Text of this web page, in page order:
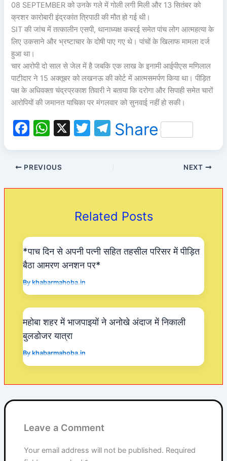
08 SEPTEMBER को उनके गले में गोली लगी मिली और 13 सितंबर को
क्रशर कारोबारी इंद्रकांत त्रिपाठी की मौत हो गई थी।
SIT की जांच में तत्कालीन एसपी, थानाध्यक्ष कबरई समेत पांच लोग आत्महत्या के
लिए उकसाने और भ्रष्टाचार के दोषी पाए गए थे। पांचों के खिलाफ मामला दर्ज
हुआ था।
चार आरोपी दो साल से जेल में है जबकि एक लाख के इनामी आईपीएस मणिलाल
पाटीदार ने 15 अक्तूबर को लखनऊ की कोर्ट में आत्मसमर्पण किया था। पीड़ित
पक्ष के अधिवक्ता चंद्रप्रकाश तिवारी ने बताया कि दरोगा और सिपाही समेत चारों
आरोपियों की जमानत याचिका पर मंगलवार को सुनवाई नहीं हो सकी।
F
c
e
b
k
W
at
s
A
X
T
T
a
m
Share
PREVIOUS NEXT
Related Posts
*पाच दिन से अपनी पत्नी सहित तहसील परिसर में पीड़ित
बैठा आमरण अनशन पर*
Bykhabarmahoba.in
महोबा शहर में भाजपाइयों ने अनोखे अंदाज में निकाली
बुलडोजर यात्रा
Bykhabarmahoba.in
Leave a Comment
Your email address will not be published. Required